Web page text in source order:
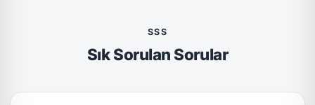
SSS
Sık Sorulan Sorular